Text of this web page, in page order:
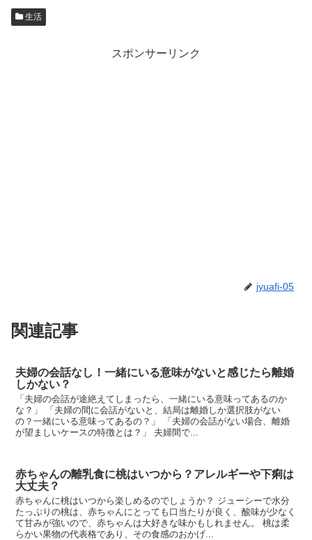
生活
スポンサーリンク
jyuafi-05
関連記事
夫婦の会話なし！一緒にいる意味がないと感じたら離婚
しかない？
「夫婦の会話が途絶えてしまったら、一緒にいる意味ってあるのか
な？」 「夫婦の間に会話がないと、結局は離婚しか選択肢がない
の？一緒にいる意味ってあるの？」 「夫婦の会話がない場合、離婚
が望ましいケースの特徴とは？」 夫婦間で...
赤ちゃんの離乳食に桃はいつから？アレルギーや下痢は
大丈夫？
赤ちゃんに桃はいつから楽しめるのでしょうか？ ジューシーで水分
たっぷりの桃は、赤ちゃんにとっても口当たりが良く、酸味が少なく
て甘みが強いので、赤ちゃんは大好きな味かもしれません。 桃は柔
らかい果物の代表格であり、その食感のおかげ...